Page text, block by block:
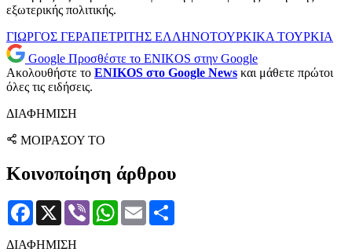
εξωτερικής πολιτικής.
ΓΙΩΡΓΟΣ ΓΕΡΑΠΕΤΡΙΤΗΣ ΕΛΛΗΝΟΤΟΥΡΚΙΚΑ ΤΟΥΡΚΙΑ
Google Προσθέστε το ENIKOS στην Google
Ακολουθήστε το ENIKOS στο Google News και μάθετε πρώτοι
όλες τις ειδήσεις.
ΔΙΑΦΗΜΙΣΗ
ΜΟΙΡΑΣΟΥ ΤΟ
Κοινοποίηση άρθρου
Facebook
X Viber WhatsApp
Email
ΔΙΑΦΗΜΙΣΗ